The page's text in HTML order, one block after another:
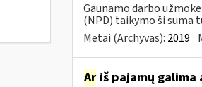
Gaunamo darbo
(NPD) taikymo ši suma
Metai (Archyvas): 2019
Ariš pajamų galima